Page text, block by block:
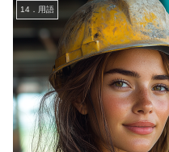
14．用語